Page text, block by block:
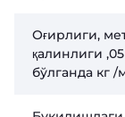
Оғирлиги,
қалинлиги
бўлганда кг /